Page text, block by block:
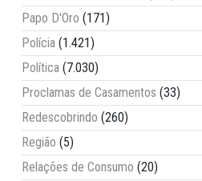
Papo D'Oro (171)
Polícia (1.421)
Política (7.030)
Proclamas de Casamentos (33)
Redescobrindo (260)
Região (5)
Relações de Consumo (20)